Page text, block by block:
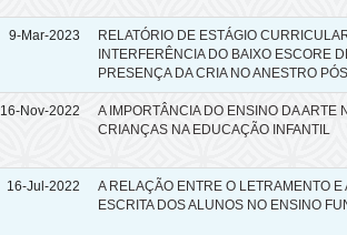
9-Mar-2023
RELATÓRIO DE ESTÁGIO
INTERFERÊNCIA DO BAIXO ESCORE
PRESENÇA DA CRIA NO ANESTRO
16-Nov-2022
A IMPORTÂNCIA DO ENSINO DA ARTE
CRIANÇAS NA EDUCAÇÃO INFANTIL
16-Jul-2022
A RELAÇÃO ENTRE O LETRAMENTO E
ESCRITA DOS ALUNOS NO ENSINO